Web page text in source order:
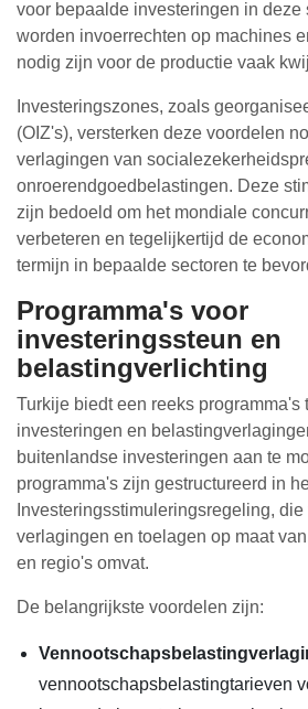
voor bepaalde investeringen in deze
worden invoerrechten op machines
nodig zijn voor de productie vaak
Investeringszones, zoals
(OIZ's), versterken deze voordelen
verlagingen van
onroerendgoedbelastingen. Deze
zijn bedoeld om het mondiale
verbeteren en tegelijkertijd de
termijn in bepaalde sectoren te
Programma's voor
investeringssteun en
belastingverlichting
Turkije biedt een reeks programma's
investeringen en
buitenlandse investeringen aan te
programma's zijn gestructureerd in
Investeringsstimuleringsregeling,
verlagingen en toelagen op maat
en regio's omvat.
De belangrijkste voordelen zijn:
vennootschapsbelastingtarieven